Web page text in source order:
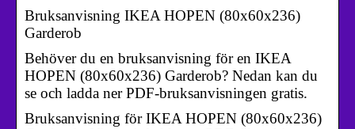
Bruksanvisning IKEA HOPEN (80x60x236)
Garderob
Behöver du en bruksanvisning för en IKEA
HOPEN (80x60x236) Garderob? Nedan kan du
se och ladda ner PDF-bruksanvisningen gratis.
Bruksanvisning för IKEA HOPEN (80x60x236)